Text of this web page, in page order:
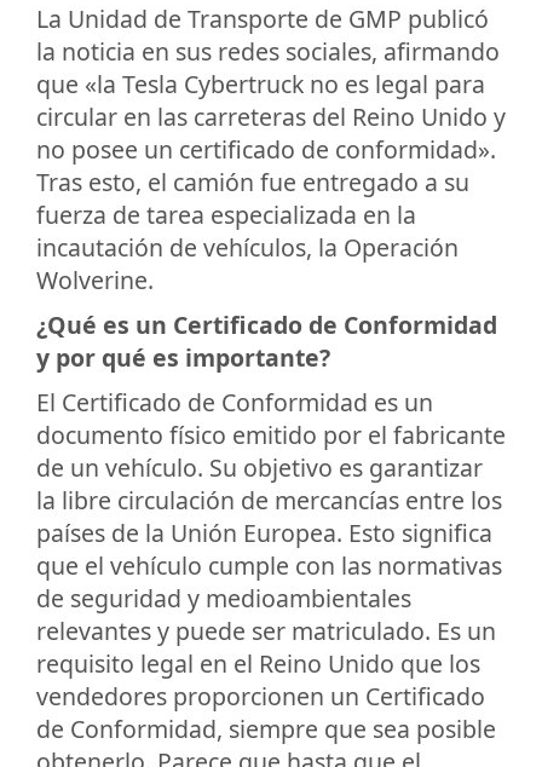
La Unidad de Transporte de GMP publicó
la noticia en sus redes sociales, afirmando
que «la Tesla Cybertruck no es legal para
circular en las carreteras del Reino Unido y
no posee un certificado de conformidad».
Tras esto, el camión fue entregado a su
fuerza de tarea especializada en la
incautación de vehículos, la Operación
Wolverine.
¿Qué es un Certificado de Conformidad
y por qué es importante?
El Certificado de Conformidad es un
documento físico emitido por el fabricante
de un vehículo. Su objetivo es garantizar
la libre circulación de mercancías entre los
países de la Unión Europea. Esto significa
que el vehículo cumple con las normativas
de seguridad y medioambientales
relevantes y puede ser matriculado. Es un
requisito legal en el Reino Unido que los
vendedores proporcionen un Certificado
de Conformidad, siempre que sea posible